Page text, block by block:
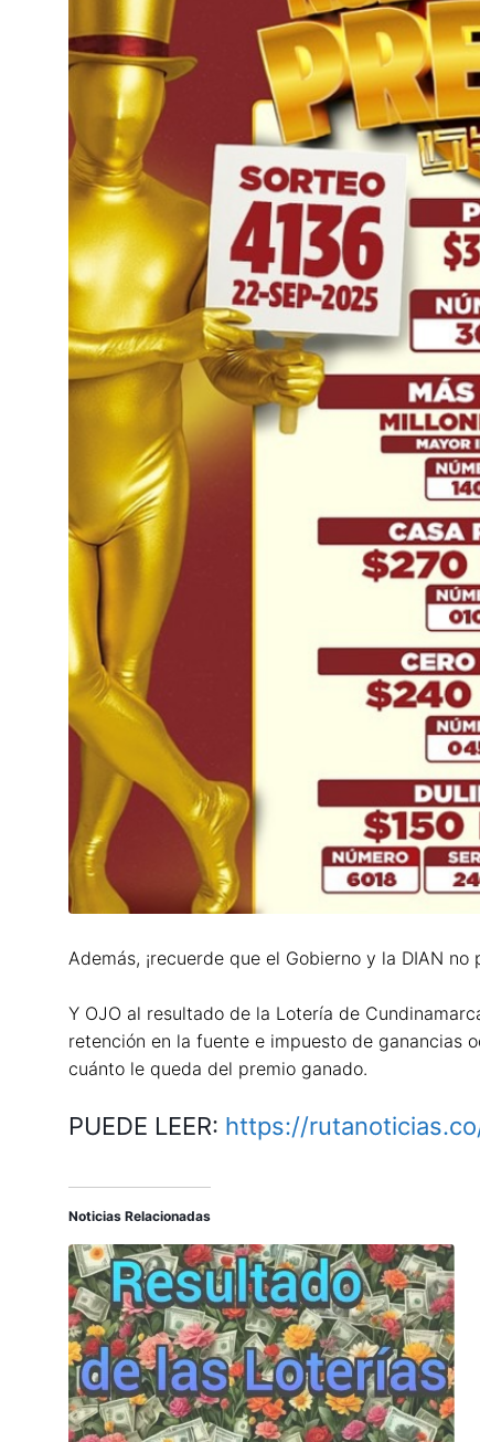
Además, ¡recuerde que el Gobierno y la DIAN no
Y OJO al resultado de la Lotería de
retención en la fuente e impuesto de ganancias
cuánto le queda del premio ganado.
PUEDE LEER: https://
Noticias Relacionadas